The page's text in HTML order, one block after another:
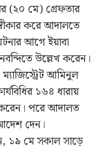
(২০ মে) গ্রেফতার
করে আদালতে
আগে ইয়াবা
উল্লেখ করেন।
আমিনুল
১৬৪ ধারায়
পরে আদালত
দেন।
১৯ মে সকাল সাড়ে